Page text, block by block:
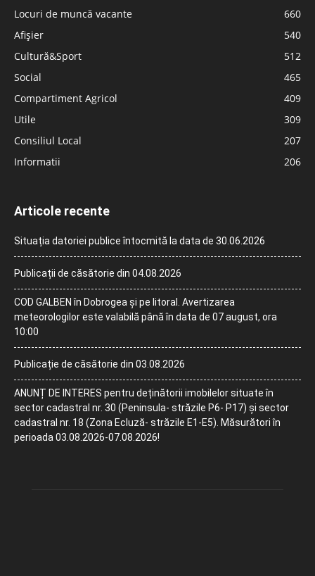
Locuri de muncă vacante
660
Afișier
540
Cultură&Sport
512
Social
465
Compartiment Agricol
409
Utile
309
Consiliul Local
207
Informatii
206
Articole recente
Situația datoriei publice întocmită la data de 30.06.2026
Publicații de căsătorie din 04.08.2026
COD GALBEN în Dobrogea și pe litoral. Avertizarea
meteorologilor este valabilă până în data de 07 august, ora
10:00
Publicație de căsătorie din 03.08.2026
ANUNȚ DE INTERES pentru deținătorii imobilelor situate în
sector cadastral nr. 30 (Peninsula- străzile P6- P17) și sector
cadastral nr. 18 (Zona Ecluză- străzile E1-E5). Măsurători în
perioada 03.08.2026-07.08.2026!